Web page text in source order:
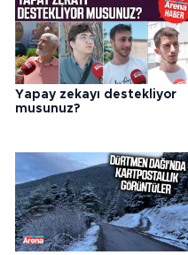
Yapay zekayı destekliyor
musunuz?